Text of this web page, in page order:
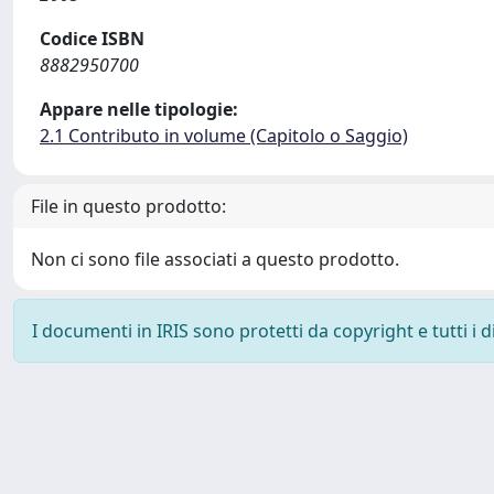
Codice ISBN
8882950700
Appare nelle tipologie:
2.1 Contributo in volume (Capitolo o Saggio)
File in questo prodotto:
Non ci sono file associati a questo prodotto.
I documenti in IRIS sono protetti da copyright e tutti i